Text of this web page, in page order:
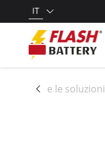
IT
Tutte le soluzioni